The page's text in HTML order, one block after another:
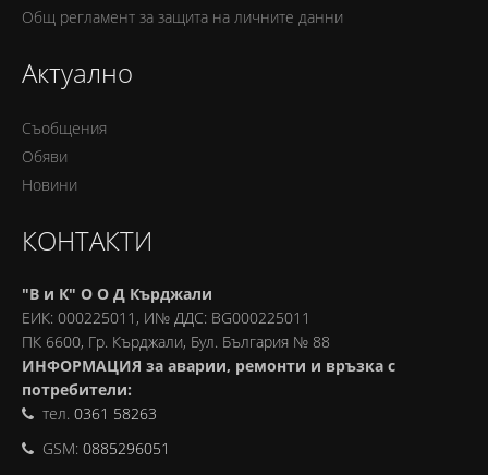
Oбщ регламент за защита на личните данни
Актуално
Съобщения
Обяви
Новини
КОНТАКТИ
"В и К" О О Д Кърджали
ЕИК: 000225011, И№ ДДС: BG000225011
ПК 6600, Гр. Кърджали, Бул. България № 88
ИНФОРМАЦИЯ за аварии, ремонти и връзка с
потребители:
тел.0361 58263
GSM:0885296051